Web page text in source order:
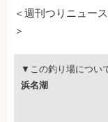
＜週刊つりニュー
＞
▼この釣り場につい
浜名湖